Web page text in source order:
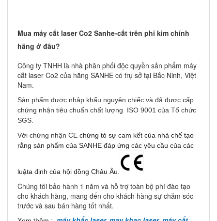
Mua máy cắt laser Co2 Sanhe-cắt trên phi kim chính
hãng ở đâu?
Công ty TNHH là nhà phân phối độc quyền sản phẩm máy
cắt laser Co2 của hãng SANHE có trụ sở tại Bắc Ninh, Việt
Nam.
Sản phẩm được nhập khẩu nguyên chiếc và đã được cấp
chứng nhận tiêu chuẩn chất lượng ISO 9001 của Tổ chức
SGS.
Với chứng nhận CE chứng tỏ sự cam kết của nhà chế tạo
rằng sản phẩm của SANHE đáp ứng các yêu cầu của các
luậta định của hội đồng Châu Âu.
Chúng tôi bảo hành 1 năm và hỗ trợ toàn bộ phí đào tạo
cho khách hàng, mang đến cho khách hàng sự chăm sóc
trước và sau bán hàng tốt nhất.